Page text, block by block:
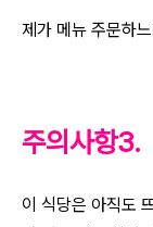
제가 메뉴 주문하
주의사항3.
이 식당은 아직도